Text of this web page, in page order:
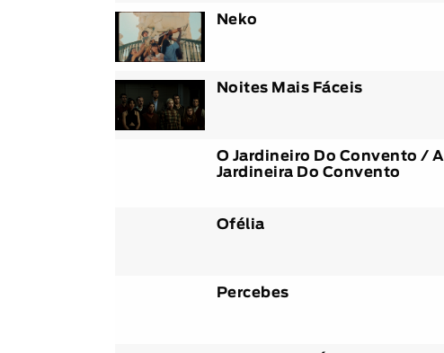
Neko
Noites Mais Fáceis
O Jardineiro Do Convento / A
Jardineira Do Convento
Ofélia
Percebes